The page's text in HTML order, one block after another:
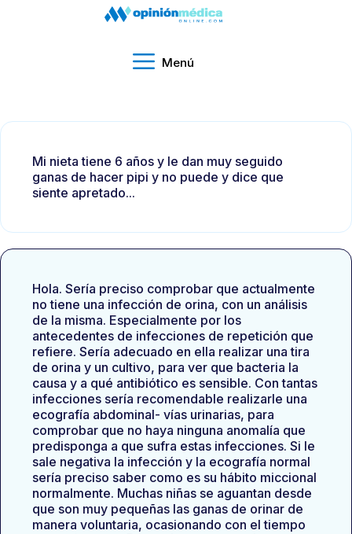
Menú
Mi nieta tiene 6 años y le dan muy seguido
ganas de hacer pipi y no puede y dice que
siente apretado...
Hola. Sería preciso comprobar que actualmente
no tiene una infección de orina, con un análisis
de la misma. Especialmente por los
antecedentes de infecciones de repetición que
refiere. Sería adecuado en ella realizar una tira
de orina y un cultivo, para ver que bacteria la
causa y a qué antibiótico es sensible. Con tantas
infecciones sería recomendable realizarle una
ecografía abdominal- vías urinarias, para
comprobar que no haya ninguna anomalía que
predisponga a que sufra estas infecciones. Si le
sale negativa la infección y la ecografía normal
sería preciso saber como es su hábito miccional
normalmente. Muchas niñas se aguantan desde
que son muy pequeñas las ganas de orinar de
manera voluntaria, ocasionando con el tiempo